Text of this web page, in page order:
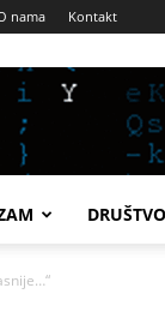
nama Kontakt
DRUŠTVO